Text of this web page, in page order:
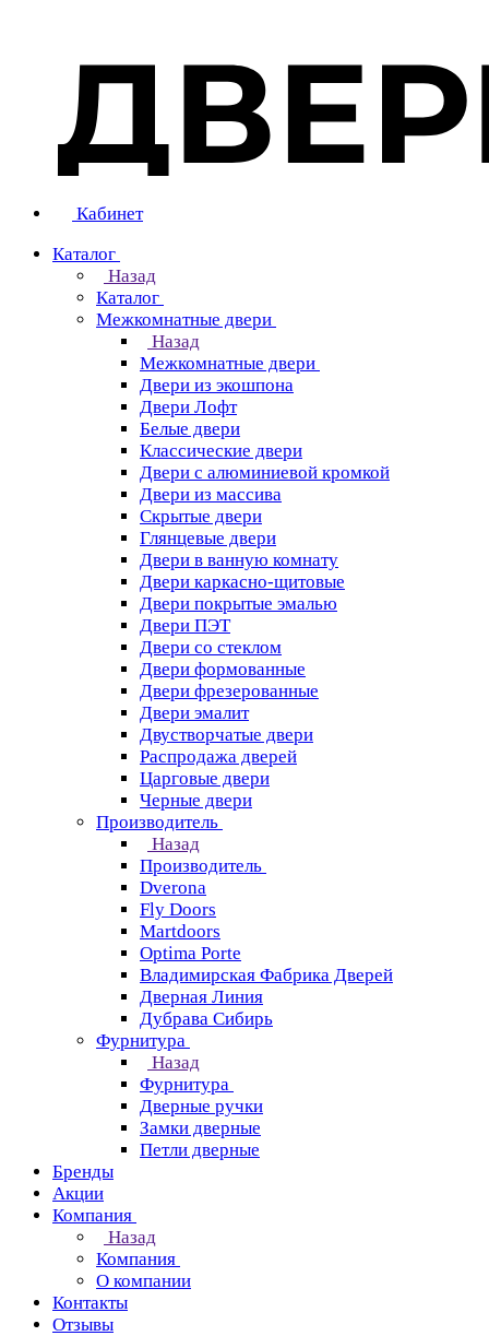
Кабинет
Каталог
Назад
Каталог
Межкомнатные двери
Назад
Межкомнатные двери
Двери из экошпона
Двери Лофт
Белые двери
Классические двери
Двери с алюминиевой кромкой
Двери из массива
Скрытые двери
Глянцевые двери
Двери в ванную комнату
Двери каркасно-щитовые
Двери покрытые эмалью
Двери ПЭТ
Двери со стеклом
Двери формованные
Двери фрезерованные
Двери эмалит
Двустворчатые двери
Распродажа дверей
Царговые двери
Черные двери
Производитель
Назад
Производитель
Dverona
Fly Doors
Martdoors
Optima Porte
Владимирская Фабрика Дверей
Дверная Линия
Дубрава Сибирь
Фурнитура
Назад
Фурнитура
Дверные ручки
Замки дверные
Петли дверные
Бренды
Акции
Компания
Назад
Компания
О компании
Контакты
Отзывы